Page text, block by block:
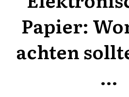
Papier:
achten
…